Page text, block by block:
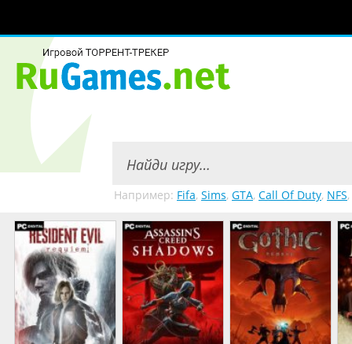
Например: Fifa, Sims, GTA, Call Of Duty, NFS,